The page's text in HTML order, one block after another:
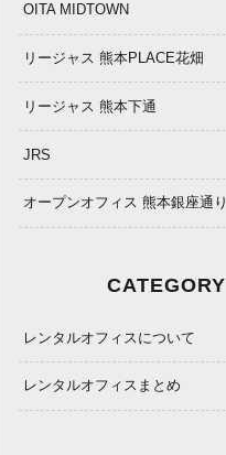
OITA MIDTOWN
リージャス 熊本PLACE花畑
リージャス 熊本下通
JRS
オープンオフィス 熊本銀座通り
CATEGORY
レンタルオフィスについて
レンタルオフィスまとめ